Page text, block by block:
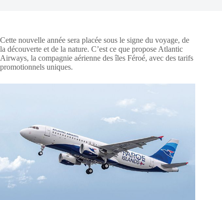
Cette nouvelle année sera placée sous le signe du voyage, de
la découverte et de la nature. C’est ce que propose Atlantic
Airways, la compagnie aérienne des îles Féroé, avec des tarifs
promotionnels uniques.